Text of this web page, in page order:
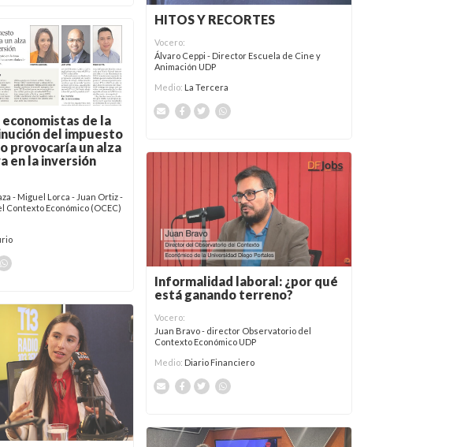
HITOS Y RECORTES
Vocero:
Álvaro Ceppi - Director Escuela de Cine y
Animación UDP
Medio: La Tercera
de la
del impuesto
provocaría un alza
en la inversión
- Miguel Lorca - Juan Ortiz -
Contexto Económico (OCEC)
Informalidad laboral: ¿por qué
está ganando terreno?
Vocero:
Juan Bravo - director Observatorio del
Contexto Económico UDP
Medio: Diario Financiero